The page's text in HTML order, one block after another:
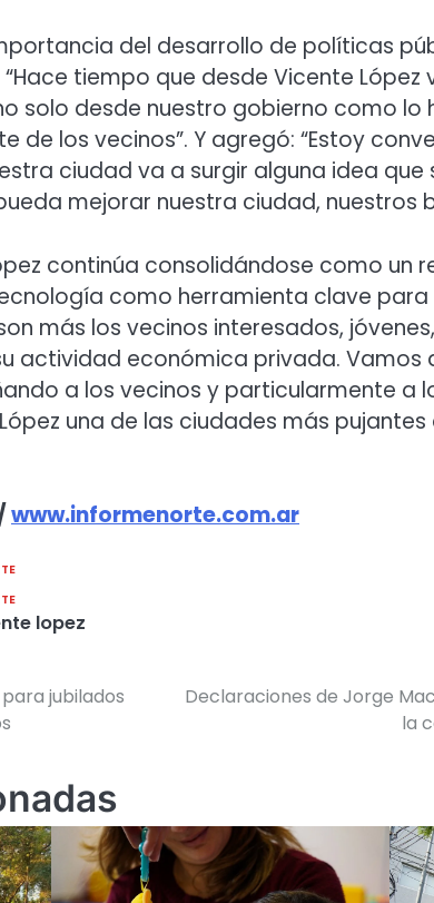
del desarrollo de políticas
tiempo que desde Vicente López
solo desde nuestro gobierno como
de los vecinos”. Y agregó: “Estoy
ciudad va a surgir alguna idea
mejorar nuestra ciudad, nuestros
continúa consolidándose como un
como herramienta clave
más los vecinos interesados,
actividad económica privada. Vamos
a los vecinos y particularmente a
una de las ciudades más
www.informenorte.com.ar
lopez
jubilados
Declaraciones de Jorge
la